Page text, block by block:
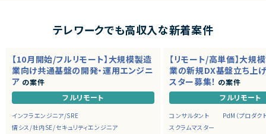
テレワークでも高収入な新着案件
【10月開始/フルリモート】大規模製造
業向け共通基盤の開発・運用エンジニ
ア の案件
フルリモート
インフラエンジニア/SRE
情シス/社内SE/セキュリティエンジニア
【リモート/高単価】大規
業の新規DX基盤立ち上
スター募集！ の案件
フルリモート
コンサルタント
PdM（プロダク
スクラムマスター